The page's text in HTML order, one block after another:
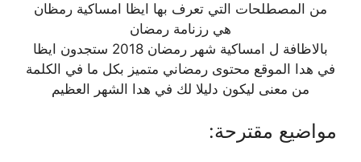
من المصطلحات التي تعرف بها ايظا امساكية رمظان
هي رزنامة رمضان
بالاظافة ل امساكية شهر رمضان 2018 ستجدون ايظا
في هدا الموقع محتوى رمضاني متميز بكل ما في الكلمة
من معنى ليكون دليلا لك في هدا الشهر العظيم
مواضيع مقترحة: